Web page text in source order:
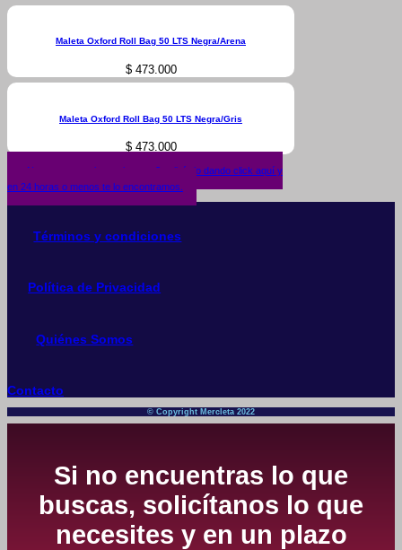
Maleta Oxford Roll Bag 50 LTS Negra/Arena
$473.000
Maleta Oxford Roll Bag 50 LTS Negra/Gris
$473.000
¿No encuentras lo que buscas? solicítalo dando click aquí y
en 24 horas o menos te lo encontramos.
Términos y condiciones
Política de Privacidad
Quiénes Somos
Contacto
© Copyright Mercleta 2022
Si no encuentras lo que
buscas, solicítanos lo que
necesites y en un plazo